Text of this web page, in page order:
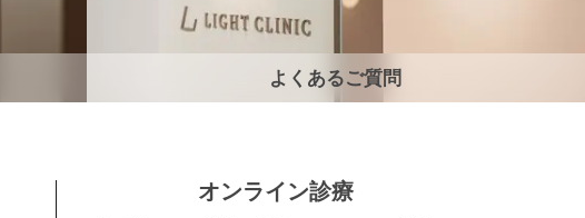
よくあるご質問
オンライン診療